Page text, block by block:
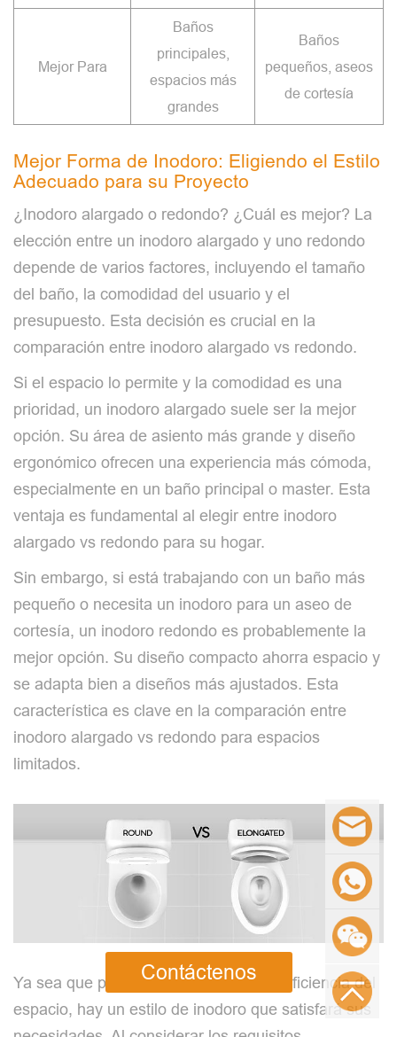
Mejor Para
Baños
principales,
espacios más
grandes
Baños
pequeños, aseos
de cortesía
Mejor Forma de Inodoro: Eligiendo el Estilo
Adecuado para su Proyecto
¿Inodoro alargado o redondo? ¿Cuál es mejor? La
elección entre un inodoro alargado y uno redondo
depende de varios factores, incluyendo el tamaño
del baño, la comodidad del usuario y el
presupuesto. Esta decisión es crucial en la
comparación entre inodoro alargado vs redondo.
Si el espacio lo permite y la comodidad es una
prioridad, un inodoro alargado suele ser la mejor
opción. Su área de asiento más grande y diseño
ergonómico ofrecen una experiencia más cómoda,
especialmente en un baño principal o master. Esta
ventaja es fundamental al elegir entre inodoro
alargado vs redondo para su hogar.
Sin embargo, si está trabajando con un baño más
pequeño o necesita un inodoro para un aseo de
cortesía, un inodoro redondo es probablemente la
mejor opción. Su diseño compacto ahorra espacio y
se adapta bien a diseños más ajustados. Esta
característica es clave en la comparación entre
inodoro alargado vs redondo para espacios
limitados.
Ya sea que priorice la comodidad o la eficiencia del
espacio, hay un estilo de inodoro que satisfará sus
Contáctenos